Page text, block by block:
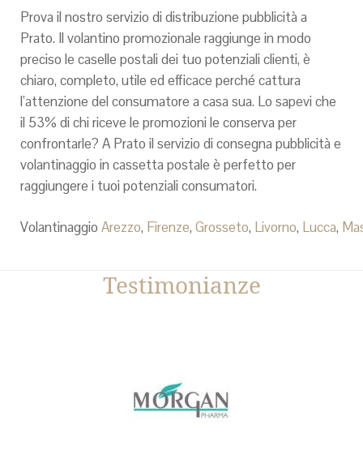
Prova il nostro servizio di distribuzione pubblicità a
Prato. Il volantino promozionale raggiunge in modo
preciso le caselle postali dei tuo potenziali clienti, è
chiaro, completo, utile ed efficace perché cattura
l’attenzione del consumatore a casa sua. Lo sapevi che
il 53% di chi riceve le promozioni le conserva per
confrontarle? A Prato il servizio di consegna pubblicità e
volantinaggio in cassetta postale è perfetto per
raggiungere i tuoi potenziali consumatori.
Volantinaggio Arezzo, Firenze, Grosseto, Livorno, Lucca,
Testimonianze